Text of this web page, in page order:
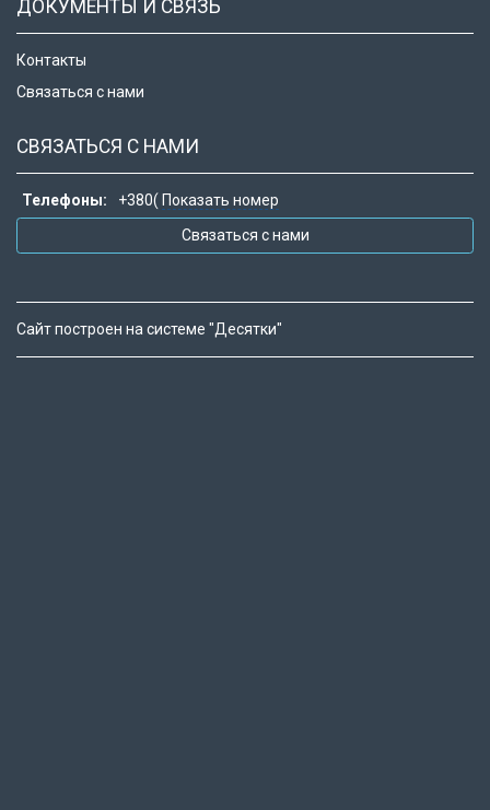
ДОКУМЕНТЫ И СВЯЗЬ
Контакты
Связаться с нами
СВЯЗАТЬСЯ С НАМИ
Телефоны: +380( Показать номер
Связаться с нами
Сайт построен на системе "Десятки"